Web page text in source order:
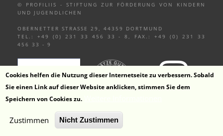
© PROFILIIS - STIFTUNG ZUR FÖRDERUNG VON KINDERN
UND JUGENDLICHEN
OBERNETTER STRASSE 29, 44359 DORTMUND
TEL.: +49 (0) 231 33 456 33 - 8, FAX.: +49 (0) 231 33
456 33 - 9
Cookies helfen die Nutzung dieser Internetseite zu verbessern. Sobald
Sie einen Link auf dieser Website anklicken, stimmen Sie dem
Speichern von Cookies zu.
Zustimmen Nicht Zustimmen